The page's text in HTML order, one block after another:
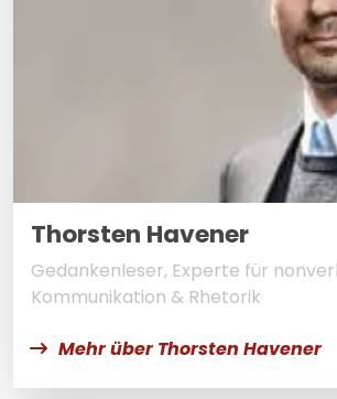
Thorsten Havener
Gedankenleser, Experte für
Kommunikation & Rhetorik
Mehr über Thorsten Havener